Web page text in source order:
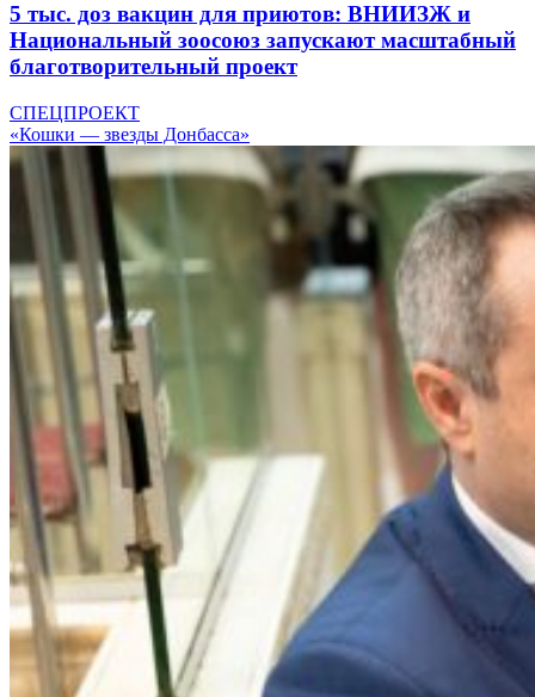
5 тыс. доз вакцин для приютов: ВНИИЗЖ и
Национальный зоосоюз запускают масштабный
благотворительный проект
СПЕЦПРОЕКТ
«Кошки — звезды Донбасса»